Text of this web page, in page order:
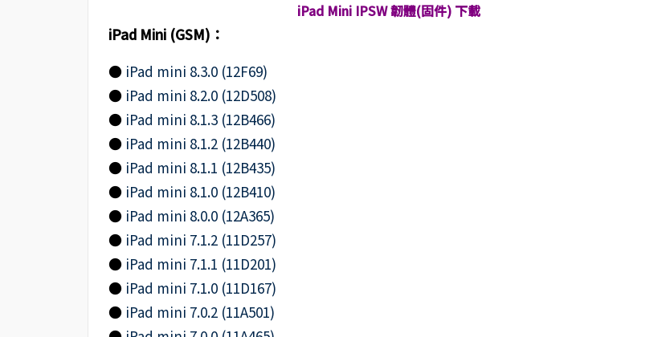
iPad Mini IPSW 韌體(固件) 下載
iPad Mini (GSM)：
● iPad mini 8.3.0 (12F69)
● iPad mini 8.2.0 (12D508)
● iPad mini 8.1.3 (12B466)
● iPad mini 8.1.2 (12B440)
● iPad mini 8.1.1 (12B435)
● iPad mini 8.1.0 (12B410)
● iPad mini 8.0.0 (12A365)
● iPad mini 7.1.2 (11D257)
● iPad mini 7.1.1 (11D201)
● iPad mini 7.1.0 (11D167)
● iPad mini 7.0.2 (11A501)